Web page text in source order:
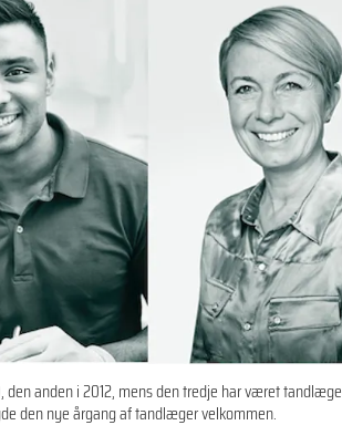
anden i 2012, mens den tredje har været tandlæge
den nye årgang af tandlæger velkommen.